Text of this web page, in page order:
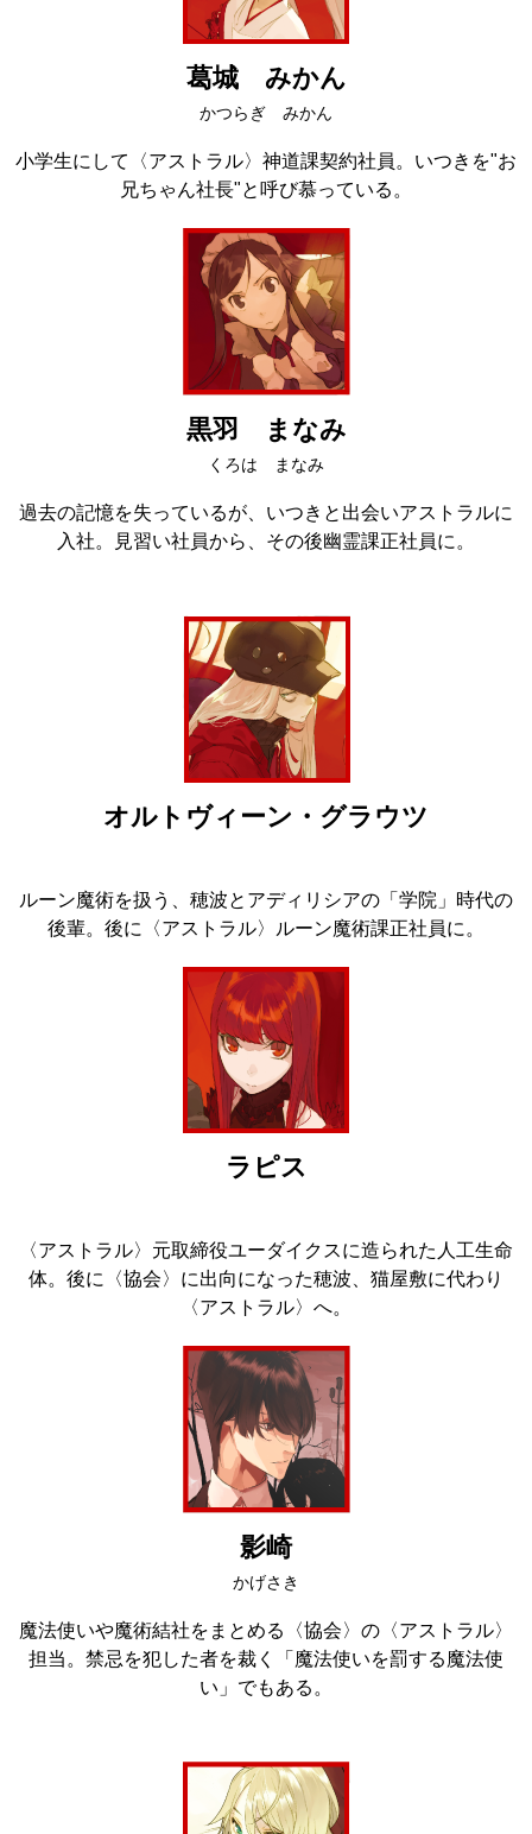
葛城 みかん
かつらぎ みかん
小学生にして〈アストラル〉神道課契約社員。いつきを"お
兄ちゃん社長"と呼び慕っている。
黒羽 まなみ
くろは まなみ
過去の記憶を失っているが、いつきと出会いアストラルに
入社。見習い社員から、その後幽霊課正社員に。
オルトヴィーン・グラウツ
ルーン魔術を扱う、穂波とアディリシアの「学院」時代の
後輩。後に〈アストラル〉ルーン魔術課正社員に。
ラピス
〈アストラル〉元取締役ユーダイクスに造られた人工生命
体。後に〈協会〉に出向になった穂波、猫屋敷に代わり
〈アストラル〉へ。
影崎
かげさき
魔法使いや魔術結社をまとめる〈協会〉の〈アストラル〉
担当。禁忌を犯した者を裁く「魔法使いを罰する魔法使
い」でもある。